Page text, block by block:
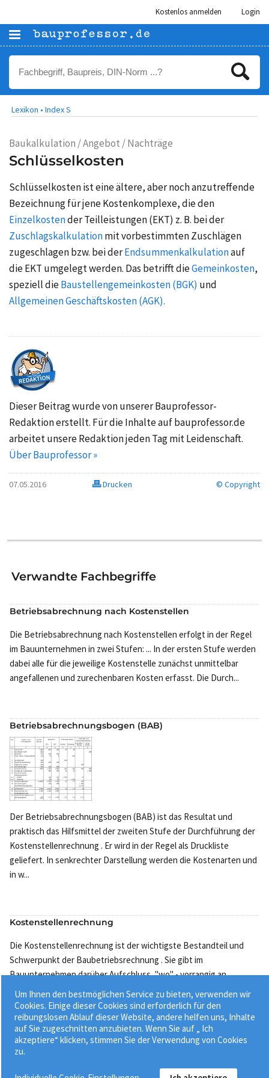
Kostenlos anmelden Login
Lexikon • Index S
Baukalkulation / Angebot / Nachträge
Schlüsselkosten
Schlüsselkosten ist eine ältere, aber noch anzutreffende
Bezeichnung für jene Kostenkomplexe, die den
Einzelkostender Teilleistungen (EKT) z. B. bei der
Zuschlagskalkulationmit vorbestimmten Zuschlägen
zugeschlagen bzw. bei derEndsummenkalkulationauf
die EKT umgelegt werden. Das betrifft dieGemeinkosten,
speziell dieBaustellengemeinkosten (BGK) und
Allgemeinen Geschäftskosten (AGK).
Dieser Beitrag wurde von unserer Bauprofessor-
Redaktion erstellt. Für die Inhalte auf bauprofessor.de
arbeitet unsere Redaktion jeden Tag mit Leidenschaft.
Über Bauprofessor »
07.05.2016 Drucken © Copyright
Verwandte Fachbegriffe
Betriebsabrechnung nach Kostenstellen
Die Betriebsabrechnung nach Kostenstellen erfolgt in der Regel
im Bauunternehmen in zwei Stufen: ... In der ersten Stufe werden
dabei alle für die jeweilige Kostenstelle zunächst unmittelbar
angefallenen und zurechenbaren Kosten erfasst. Die Durch...
Betriebsabrechnungsbogen (BAB)
Der Betriebsabrechnungsbogen (BAB) ist das Resultat und
praktisch das Hilfsmittel der zweiten Stufe der Durchführung der
Kostenstellenrechnung . Er wird in der Regel als Druckliste
geliefert. In senkrechter Darstellung werden die Kostenarten und
in w...
Kostenstellenrechnung
Die Kostenstellenrechnung ist der wichtigste Bestandteil und
Schwerpunkt der Baubetriebsrechnung . Sie gibt im
Bauunternehmen darüber Aufschluss, "wo" - vorrangig an
welchem Ort (z. B. Baustelle) und/oder Verantwortungsbereich (z.
B. Geschäftsleitung...
Um Ihnen den bestmöglichen Service zu bieten, verwenden wir
Cookies. Einige dieser Cookies sind erforderlich für den
reibungslosen Ablauf dieser Website, andere helfen uns, Inhalte
auf Sie zugeschnitten anzubieten. Wenn Sie auf „ Ich
akzeptiere“ klicken, stimmen Sie der Verwendung von Cookies
zu.